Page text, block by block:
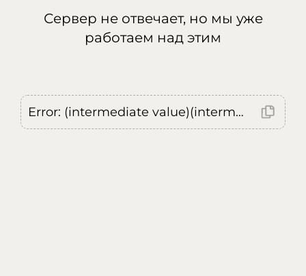
Сервер не отвечает, но мы уже
работаем над этим
Error: (intermediate value)(intermediate value)(intermediate value).replaceAll is not a function